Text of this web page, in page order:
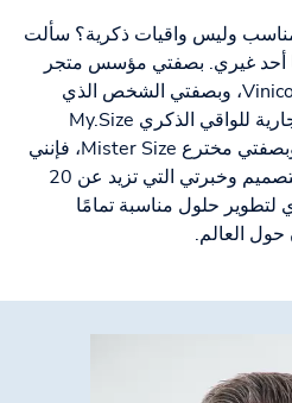
وليس واقيات ذكرية؟ سألت
أحد غيري. بصفتي مؤسس متجر
الواقي الذكري عبر الإنترنت Vinico، وبصفتي الشخص الذي
شارك في اختراع العلامة التجارية للواقي الذكري My.Size
وجعلها مشهورة في ألمانيا، وبصفتي مخترع Mister Size، فإنني
أستخدم إبداعي وعيني في التصميم وخبرتي التي تزيد عن 20
لتطوير حلول مناسبة تمامًا
حول العالم.